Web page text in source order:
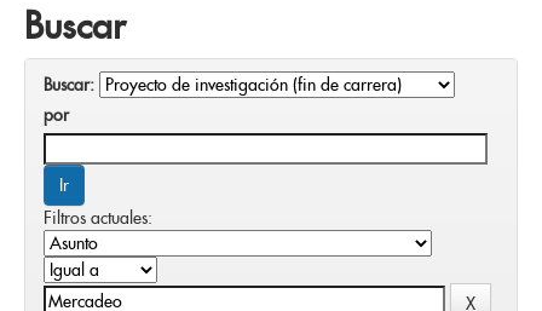
Buscar
Buscar:
por
Filtros actuales: